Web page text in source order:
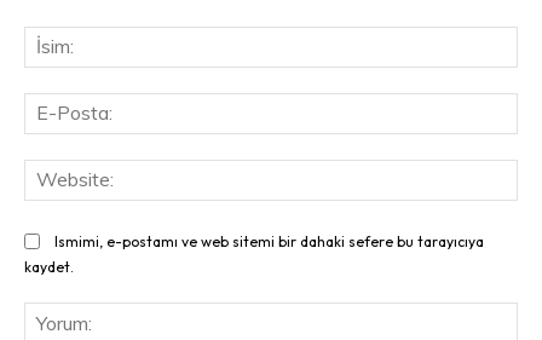
Ismimi, e-postamı ve web sitemi bir dahaki sefere bu tarayıcıya
kaydet.